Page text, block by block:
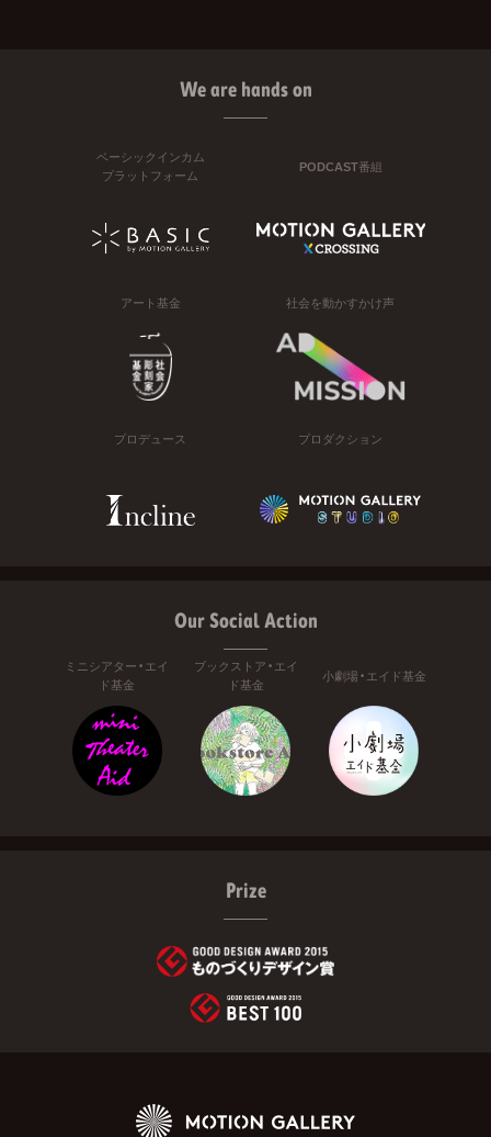
We are hands on
ベーシックインカム
プラットフォーム
PODCAST番組
アート基金 社会を動かすかけ声
プロデュース プロダクション
Our Social Action
ミニシアター・エイ
ド基金
ブックストア・エイ
ド基金
小劇場・エイド基金
Prize